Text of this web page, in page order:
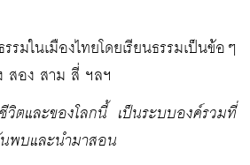
ในเมืองไทยโดยเรียนธรรมเป็นข้อๆ
สอง สาม สี่ ฯลฯ
วิตและของโลกนี้ เป็นระบบองค์รวมที่
พบและนำมาสอน